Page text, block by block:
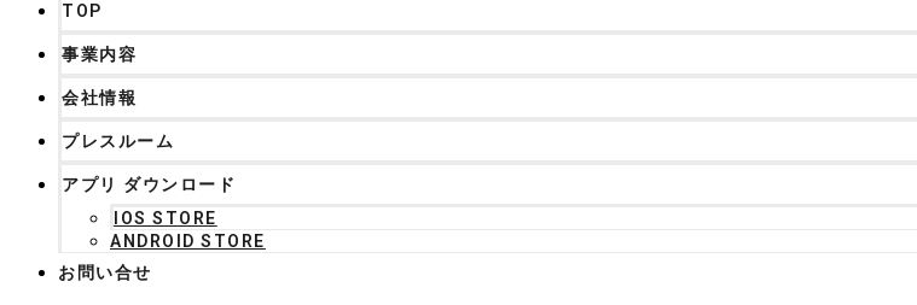
TOP
事業内容
会社情報
プレスルーム
アプリ ダウンロード
IOS STORE
ANDROID STORE
お問い合せ